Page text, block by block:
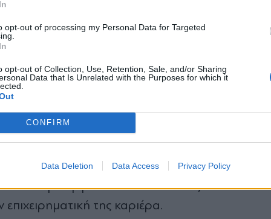
opt-out of processing my Personal Data for Targeted
opt-out of Collection, Use, Retention, Sale, and/or Sharing
Data that Is Unrelated with the Purposes for which it
CONFIRM
Data Deletion Data Access Privacy Policy
#dream
1:03pm PST
δημιουργήσει ήδη το δικό της fashion
επιχειρηματική της καριέρα.